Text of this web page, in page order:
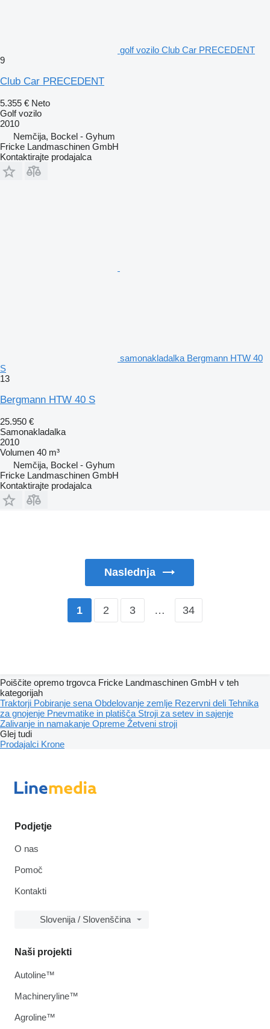
golf vozilo Club Car PRECEDENT
9
Club Car PRECEDENT
5.355 € Neto
Golf vozilo
2010
Nemčija, Bockel - Gyhum
Fricke Landmaschinen GmbH
Kontaktirajte prodajalca
samonakladalka Bergmann HTW 40
S
13
Bergmann HTW 40 S
25.950 €
Samonakladalka
2010
Volumen 40 m³
Nemčija, Bockel - Gyhum
Fricke Landmaschinen GmbH
Kontaktirajte prodajalca
Naslednja
1 2 3 … 34
Poiščite opremo trgovca Fricke Landmaschinen GmbH v teh
kategorijah
Traktorji Pobiranje sena Obdelovanje zemlje Rezervni deli Tehnika
za gnojenje Pnevmatike in platišča Stroji za setev in sajenje
Zalivanje in namakanje Opreme Žetveni stroji
Glej tudi
Prodajalci Krone
Podjetje
O nas
Pomoč
Kontakti
Slovenija / Slovenščina
Naši projekti
Autoline™
Machineryline™
Agroline™